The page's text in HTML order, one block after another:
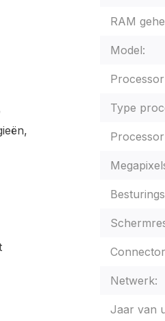
RAM
Model:
Type
Netwerk:
Jaar van